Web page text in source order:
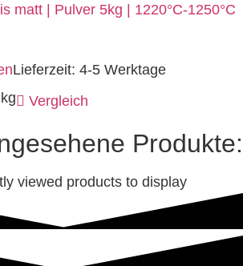
matt | Pulver 5kg | 1220°C-1250°C
Lieferzeit: 4-5 Werktage
kg Vergleich
Produkte:
viewed products to display